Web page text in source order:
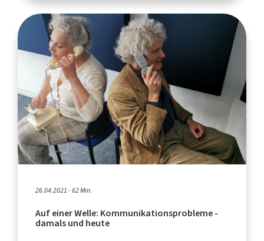
26.04.2021 - 62 Min.
Auf einer Welle: Kommunikationsprobleme -
damals und heute